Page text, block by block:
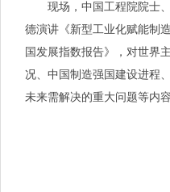
现场，中国工程院院士
德演讲《新型工业化赋能制
国发展指数报告》，对世界
况、中国制造强国建设进程
未来需解决的重大问题等内